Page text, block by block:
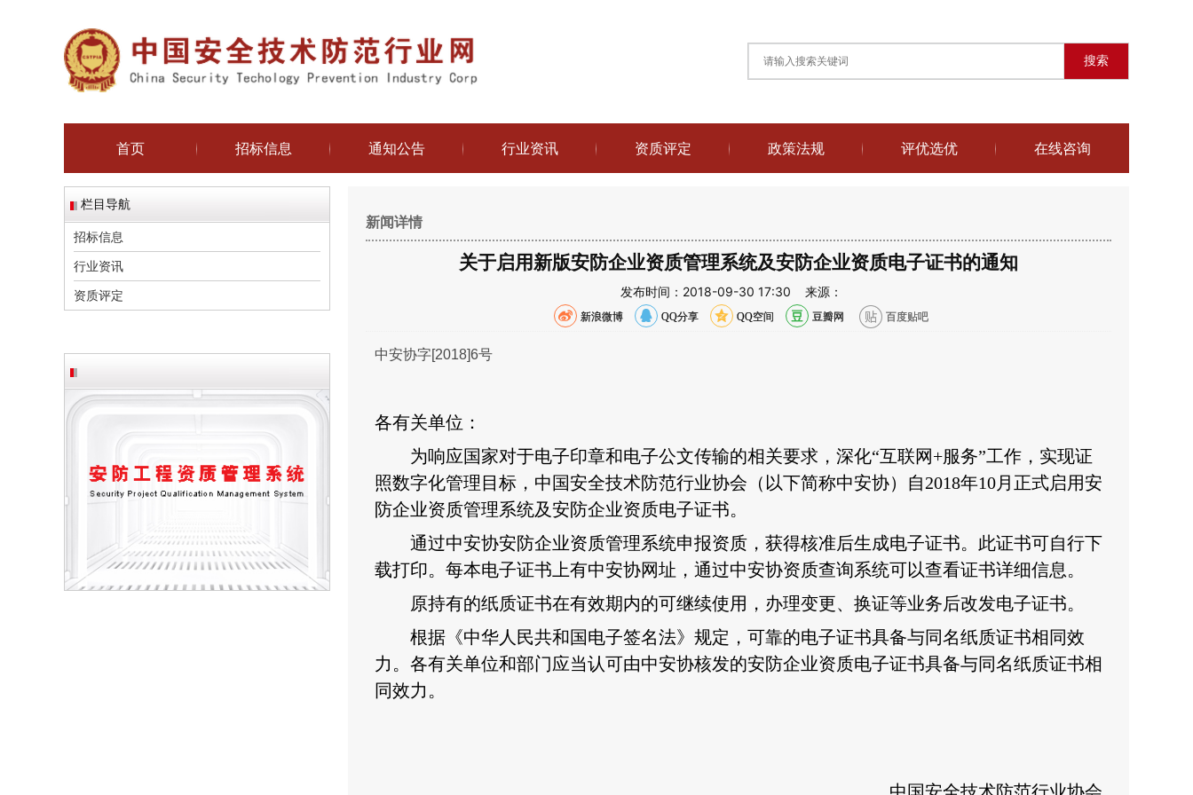
搜索
首页 招标信息 通知公告 行业资讯 资质评定 政策法规 评优选优 在线咨询
栏目导航
招标信息
行业资讯
资质评定
新闻详情
关于启用新版安防企业资质管理系统及安防企业资质电子证书的通知
发布时间：2018-09-30 17:30 来源：
新浪微博 QQ分享 QQ空间 豆瓣网 百度贴吧
中安协字[2018]6号
各有关单位：
为响应国家对于电子印章和电子公文传输的相关要求 ，深化“互联网+服务”工作，实现证
照数字化管理目标， 中国安全技术防范行业协会（以下简称中安协） 自2018年10月 正式启用安
防企业资质管理系统及安防企业资质电子证书。
通过中安协安防企业资质管理系统申报资质 ，获得核准后生成电子证书。此证书可自行下
载打印。每本电子证书上有中安协网址 ，通过中安协资质查询系统可以查看证书详细信息。
原持有的纸质证书在有效期内的可继续使用，办理变更、 换证等业务后改发电子证书。
根据《中华人民共和国电子签名法》规定，可靠的电子证书具备与同名纸质证书相同效
力。 各有关单位和部门应当认可由中安协核发的安防企业资质电子证书具备与同名纸质证书相
同效力。